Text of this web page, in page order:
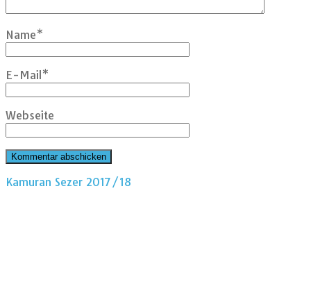
Name*
E-Mail *
Webseite
Kamuran Sezer 2017/18